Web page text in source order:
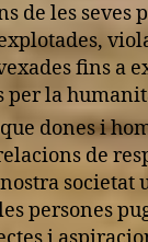
de les seves
fins a
per la
dones i
de
persones